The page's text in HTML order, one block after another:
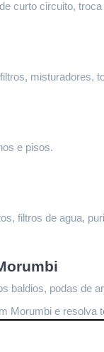
curto circuito,
e pisos.
filtros de agua,
baldios, podas de
Morumbi e resolva